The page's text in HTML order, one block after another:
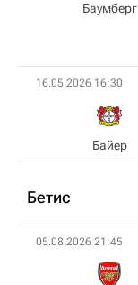
Баумберг
16.05.2026 16:30
Байер
Бетис
05.08.2026 21:45